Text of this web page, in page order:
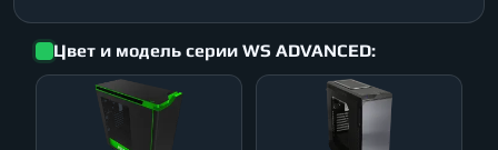
Цвет и модель серии WS ADVANCED: